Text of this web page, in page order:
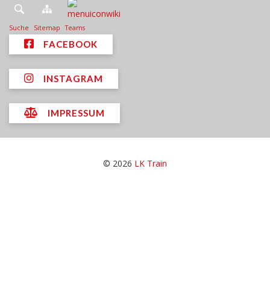
Suche Sitemap Teams
FACEBOOK
INSTAGRAM
IMPRESSUM
© 2026 LK Train